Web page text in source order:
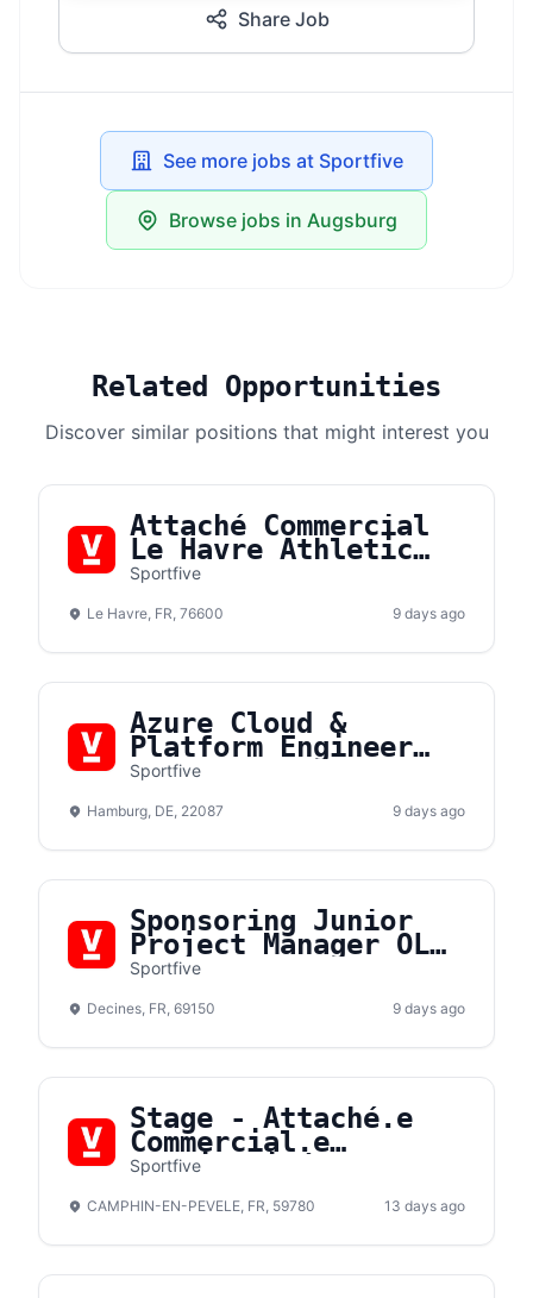
Share Job
See more jobs at Sportfive
Browse jobs in Augsburg
Related Opportunities
Discover similar positions that might interest you
Attaché Commercial
Le Havre Athletic
Club (F/H)
Sportfive
Le Havre, FR, 76600 9 days ago
Azure Cloud &
Platform Engineer
(m/f/d)
Sportfive
Hamburg, DE, 22087 9 days ago
Sponsoring Junior
Project Manager OL
Lyonnes F/H
Sportfive
Decines, FR, 69150 9 days ago
Stage - Attaché.e
Commercial.e
Hospitalité F/H
Sportfive
CAMPHIN-EN-PEVELE, FR, 59780 13 days ago